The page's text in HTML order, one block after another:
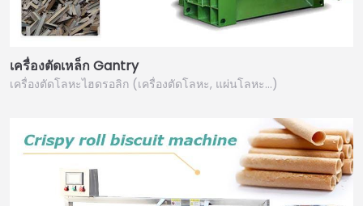
เครื่องตัดเหล็ก Gantry
เครื่องตัดโลหะไฮดรอลิก (เครื่องตัดโลหะ, แผ่นโลหะ…)